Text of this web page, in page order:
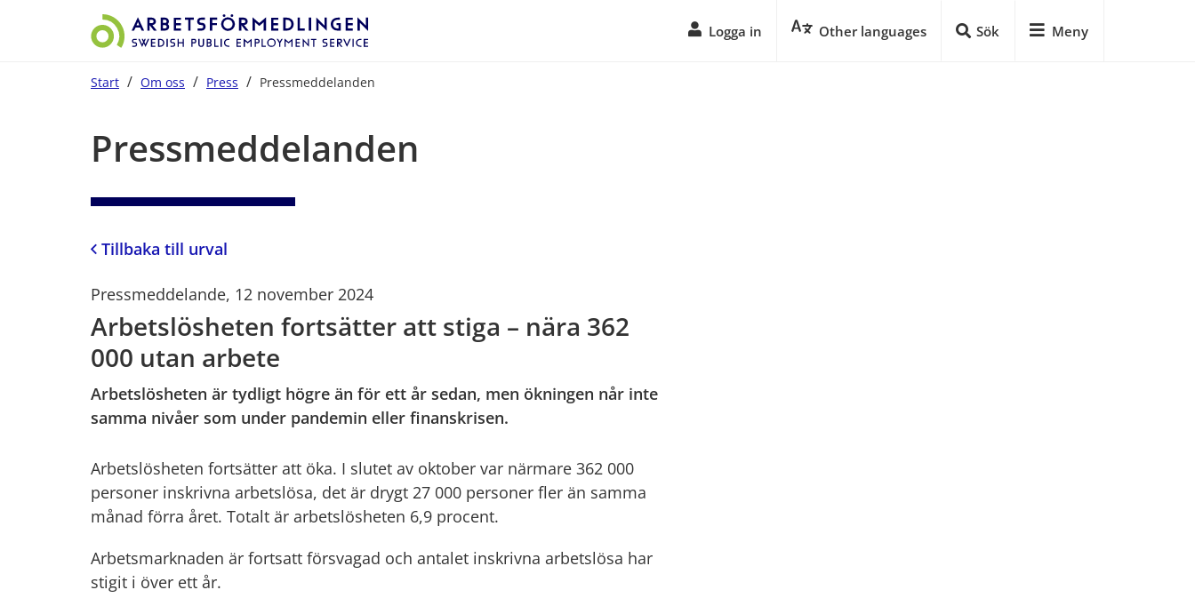
Logga in Other languages Sök Meny
Start / Om oss / Press / Pressmeddelanden
Pressmeddelanden
Tillbaka till urval
Pressmeddelande, 12 november 2024
Arbetslösheten fortsätter att stiga – nära 362
000 utan arbete
Arbetslösheten är tydligt högre än för ett år sedan, men ökningen når inte
samma nivåer som under pandemin eller finanskrisen.
Arbetslösheten fortsätter att öka. I slutet av oktober var närmare 362 000
personer inskrivna arbetslösa, det är drygt 27 000 personer fler än samma
månad förra året. Totalt är arbetslösheten 6,9 procent.
Arbetsmarknaden är fortsatt försvagad och antalet inskrivna arbetslösa har
stigit i över ett år.